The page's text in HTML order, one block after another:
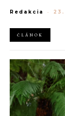
Jizerských
kamarátmi pri ohni.
Redakcia -
ČLÁNOK